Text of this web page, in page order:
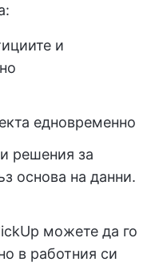
и
едновременно
решения за
основа на данни.
можете да го
в работния си